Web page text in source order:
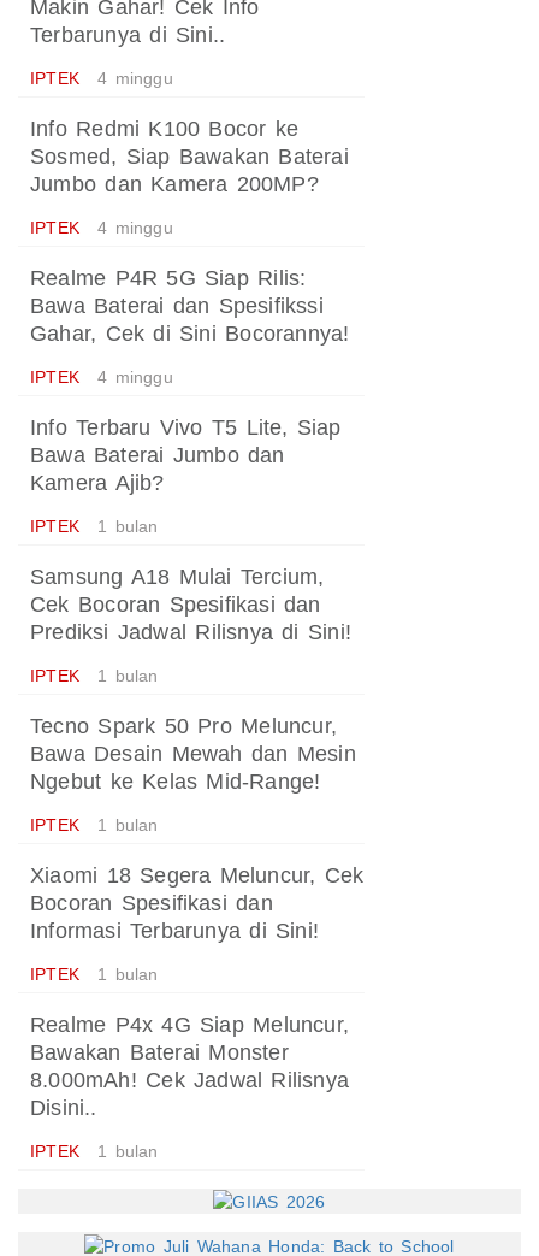
Makin Gahar! Cek Info
Terbarunya di Sini..
IPTEK 4 minggu
Info Redmi K100 Bocor ke
Sosmed, Siap Bawakan Baterai
Jumbo dan Kamera 200MP?
IPTEK 4 minggu
Realme P4R 5G Siap Rilis:
Bawa Baterai dan Spesifikssi
Gahar, Cek di Sini Bocorannya!
IPTEK 4 minggu
Info Terbaru Vivo T5 Lite, Siap
Bawa Baterai Jumbo dan
Kamera Ajib?
IPTEK 1 bulan
Samsung A18 Mulai Tercium,
Cek Bocoran Spesifikasi dan
Prediksi Jadwal Rilisnya di Sini!
IPTEK 1 bulan
Tecno Spark 50 Pro Meluncur,
Bawa Desain Mewah dan Mesin
Ngebut ke Kelas Mid-Range!
IPTEK 1 bulan
Xiaomi 18 Segera Meluncur, Cek
Bocoran Spesifikasi dan
Informasi Terbarunya di Sini!
IPTEK 1 bulan
Realme P4x 4G Siap Meluncur,
Bawakan Baterai Monster
8.000mAh! Cek Jadwal Rilisnya
Disini..
IPTEK 1 bulan